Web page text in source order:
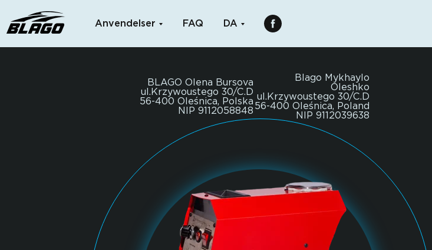
Anvendelser FAQ DA
BLAGO Olena Bursova
ul.Krzywoustego 30/C.D
56-400 Oleśnica, Polska
NIP 9112058848
Blago Mykhaylo
Oleshko
ul.Krzywoustego 30/C.D
56-400 Oleśnica, Poland
NIP 9112039638